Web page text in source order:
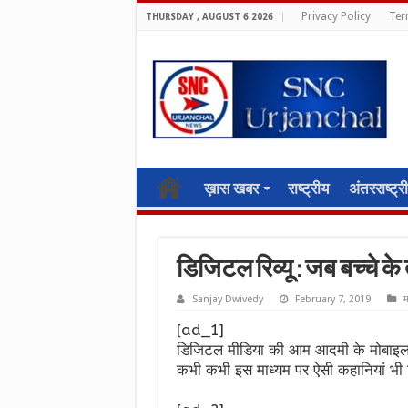
THURSDAY , AUGUST 6 2026 Privacy Policy
ख़ास खबर राष्ट्रीय
डिजिटल रिव्यू : जब बच्चे के
Sanjay Dwivedy February 7, 2019
[ad_1]
डिजिटल मीडिया की आम आदमी के
कभी कभी इस माध्यम पर ऐसी कहानियां